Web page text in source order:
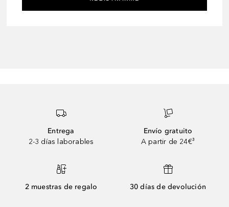
Entrega
2-3 días laborables
Envío gratuito
A partir de 24€³
2 muestras de regalo 30 días de devolución